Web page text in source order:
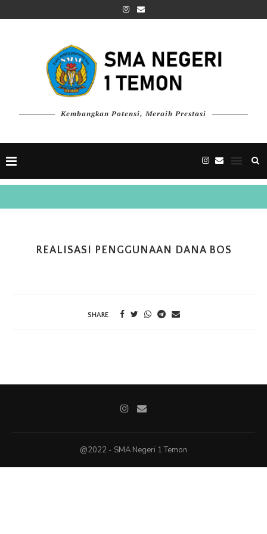
Kembangkan Potensi, Meraih Prestasi
REALISASI PENGGUNAAN DANA BOS
SHARE
@2022 - SMA Negeri 1 Temon